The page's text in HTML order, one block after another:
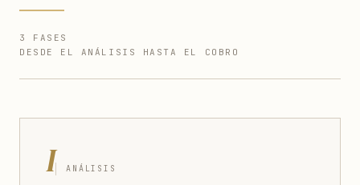
3 FASES
DESDE EL ANÁLISIS HASTA EL COBRO
I ANÁLISIS